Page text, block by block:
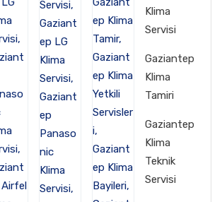
Klima
Servisi
Gaziantep
Klima
Tamiri
Gaziantep
Klima
Teknik
Servisi